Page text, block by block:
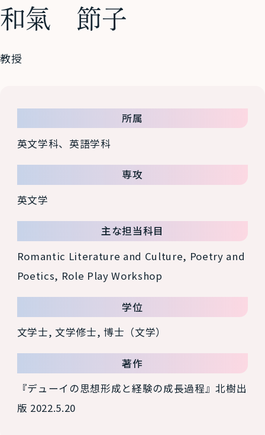
和氣 節子
教授
所属
英文学科、英語学科
専攻
英文学
主な担当科目
Romantic Literature and Culture, Poetry and
Poetics, Role Play Workshop
学位
文学士, 文学修士, 博士（文学）
著作
『デューイの思想形成と経験の成長過程』北樹出
版 2022.5.20